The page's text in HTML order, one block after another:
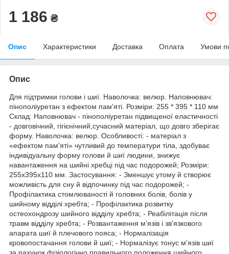
1 186 ₴
Опис Характеристики Доставка Оплата Умови
Опис
Для підтримки голови і шиї. Наволочка: велюр. Наповнювач:
пінополіуретан з ефектом пам'яті. Розміри: 255 * 395 * 110 мм
Склад: Наповнювач - пінополіуретан підвищеної еластичності
- довговічний, гігієнічний,сучасний матеріал, що довго зберігає
форму. Наволочка: велюр. Особливості: - матеріал з
«ефектом пам'яті» чутливий до температури тіла, здобуває
індивідуальну форму голови й шиї людини, знижує
навантаження на шийні хребці під час подорожей; Розміри:
255х395х110 мм. Застосування: - Зменшує утому й створює
можливість для сну й відпочинку під час подорожей; -
Профілактика стомлюваності й головних болів, болів у
шийному відділі хребта; - Профілактика розвитку
остеохондрозу шийного відділу хребта; - Реабілітація після
травм відділу хребта; - Розвантаження м'язів і зв'язкового
апарата шиї й плечового пояса; - Нормалізація
кровопостачання голови й шиї; - Нормалізує тонус м'язів шиї
за рахунок фізіологічно правильного положення шийного